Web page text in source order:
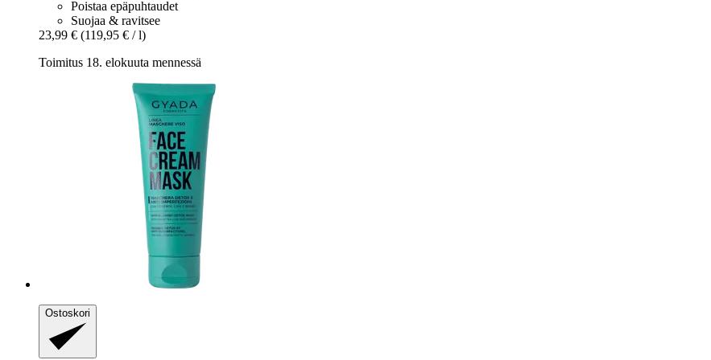
Poistaa epäpuhtaudet
Suojaa & ravitsee
23,99 € (119,95 € / l)
Toimitus 18. elokuuta mennessä
Ostoskori